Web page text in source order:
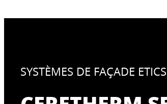
SYSTÈMES DE FAÇADE ETICS